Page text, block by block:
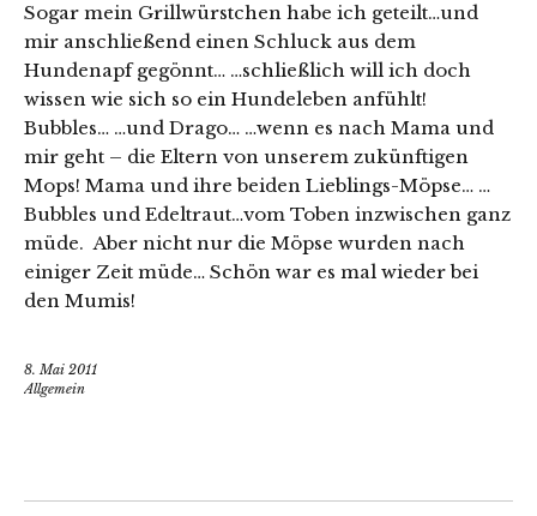
Sogar mein Grillwürstchen habe ich geteilt…und
mir anschließend einen Schluck aus dem
Hundenapf gegönnt… …schließlich will ich doch
wissen wie sich so ein Hundeleben anfühlt!
Bubbles… …und Drago… …wenn es nach Mama und
mir geht – die Eltern von unserem zukünftigen
Mops! Mama und ihre beiden Lieblings-Möpse… …
Bubbles und Edeltraut…vom Toben inzwischen ganz
müde. Aber nicht nur die Möpse wurden nach
einiger Zeit müde… Schön war es mal wieder bei
den Mumis!
8. Mai 2011
Allgemein